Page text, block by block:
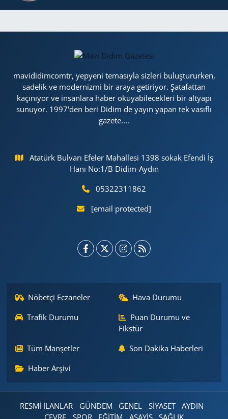
mavididimcomtr, yepyeni temasıyla sizleri buluştururken,
sadelik ve modernizmi bir araya getiriyor. Şatafattan
kaçınıyor ve insanlara haber okuyabilecekleri bir altyapı
sunuyor. 1997'den beri Didim de yayın yapan tek vasıflı
gazete....
Atatürk Bulvarı Efeler Mahallesi 1398 sokak Efendi İş
Hanı No:1/B Didim-Aydın
05322311862
[email protected]
Nöbetçi Eczaneler
Hava Durumu
Trafik Durumu
Puan Durumu ve
Fikstür
Tüm Manşetler
Son Dakika Haberleri
Haber Arşivi
RESMİ İLANLAR GÜNDEM GENEL SİYASET
AYDIN
ÇEVRE
SPOR EĞİTİM ASAYİŞ SAĞLIK